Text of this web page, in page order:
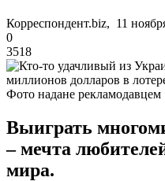
Корреспондент.biz, 11
0
3518
Фото надане рекламодавцем
Выиграть
– мечта
мира.